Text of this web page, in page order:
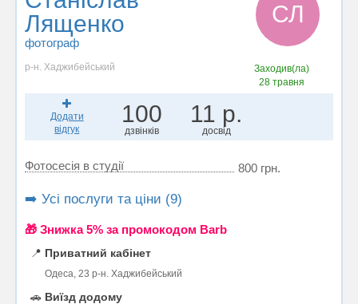
Лященко
фотограф
СЛ
р-н. Хаджибейський
Заходив(ла)
28 травня
Додати
відгук
100
дзвінків
11 р.
досвід
Фотосесія в студії 800 грн.
➡️ Усі послуги та ціни (9)
🎁 Знижка 5% за промокодом Barb
📍 Приватний кабінет
Одеса, 23 р-н. Хаджибейський
🚗 Виїзд додому